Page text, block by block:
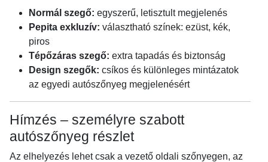
Normál szegő: egyszerű, letisztult megjelenés
Pepita exkluzív: választható színek: ezüst, kék,
piros
Tépőzáras szegő: extra tapadás és biztonság
Design szegők: csíkos és különleges mintázatok
az egyedi autószőnyeg megjelenésért
Hímzés – személyre szabott
autószőnyeg részlet
Az elhelyezés lehet csak a vezető oldali szőnyegen, az